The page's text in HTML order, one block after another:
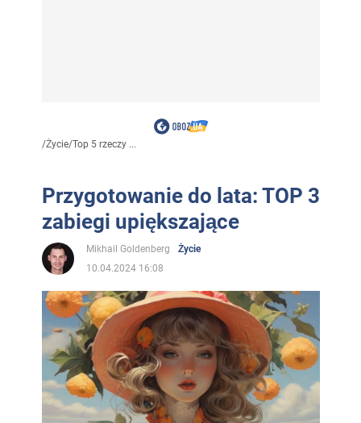
/Życie/Top 5 rzeczy ...
Przygotowanie do lata: TOP 3
zabiegi upiększające
Mikhail Goldenberg
Życie
10.04.2024 16:08